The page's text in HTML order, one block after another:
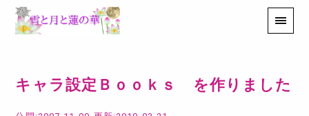
キャラ設定Ｂｏｏｋｓ を作りました